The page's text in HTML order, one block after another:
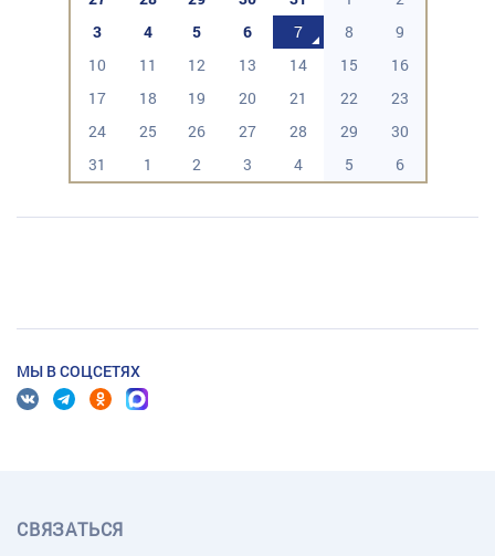
3
4 5 6 7 8
9
10
11 12 13 14 15
16
17
18 19 20 21 22
23
24
25 26 27 28 29
30
31
1 2 3 4 5 6
МЫ В СОЦСЕТЯХ
СВЯЗАТЬСЯ